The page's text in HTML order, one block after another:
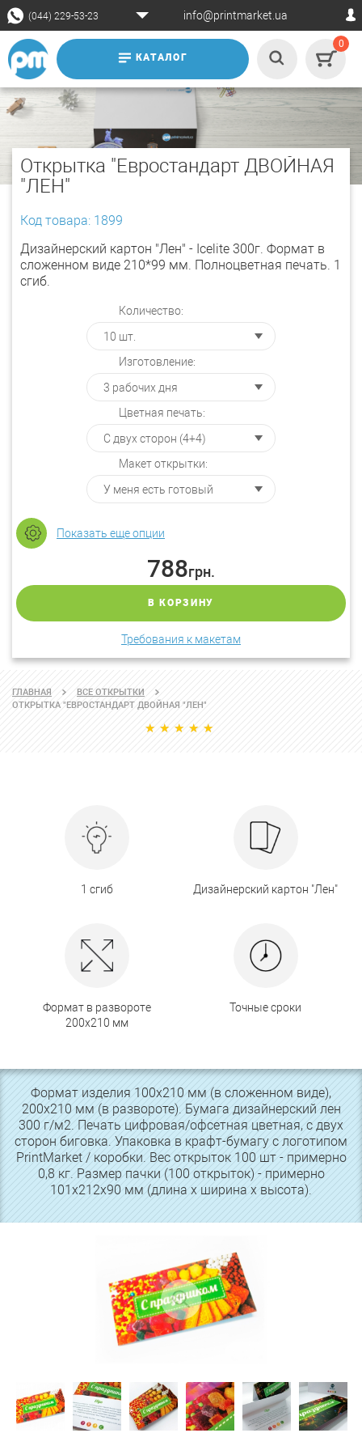
(044) 229-53-23 info@printmarket.ua
КАТАЛОГ
0
Открытка "Евростандарт ДВОЙНАЯ
"ЛЕН"
Код товара: 1899
Дизайнерский картон "Лен" - Icelite 300г. Формат в
сложенном виде 210*99 мм. Полноцветная печать. 1
сгиб.
Количество:
Изготовление:
Цветная печать:
Макет открытки:
Показать еще опции
788грн.
В КОРЗИНУ
Требования к макетам
ГЛАВНАЯ
ВСЕ ОТКРЫТКИ
ОТКРЫТКА "ЕВРОСТАНДАРТ ДВОЙНАЯ "ЛЕН"
1 сгиб Дизайнерский картон "Лен"
Формат в развороте
200х210 мм
Точные сроки
Формат изделия 100х210 мм (в сложенном виде),
200х210 мм (в развороте). Бумага дизайнерский лен
300 г/м2. Печать цифровая/офсетная цветная, с двух
сторон биговка. Упаковка в крафт-бумагу с логотипом
PrintMarket / коробки. Вес открыток 100 шт - примерно
0,8 кг. Размер пачки (100 открыток) - примерно
101х212х90 мм (длина х ширина х высота).